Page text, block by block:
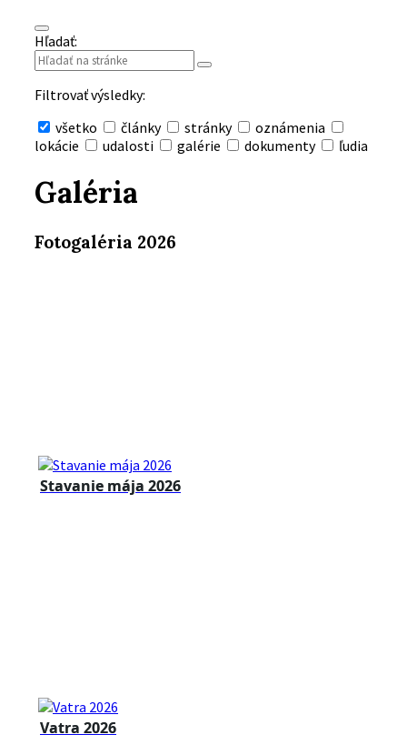
Hľadať:
Filtrovať výsledky:
všetko
články stránky
oznámenia
lokácie
udalosti galérie dokumenty ľudia
vyhľadávanie
Galéria
Fotogaléria 2026
Stavanie mája 2026
Vatra 2026